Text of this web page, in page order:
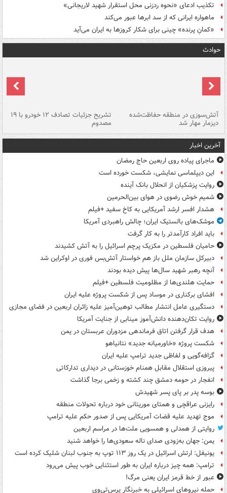
تکذیب ادعای «نحوه ردزنی محل استقرار شهید لاریجانی»
ماهواره ایرانی که از سد ابرها عبور می‌کند
«کمانِ پرنده» چینی برای شکار کروزها به ایران می‌آید
حوادث
آتش‌سوزی در منطقه حفاظت‌شده
دیزمار مهار شد
تشریح جزئیات تصادف ۱۲ خودرو با ۱۹
مصدوم
آخرین اخبار
ماجرای پیاده روی اربعین حاج رمضان
این دیپلماسی نمایشی، شکست خورده است
روایت پزشکیان از انحلال بانک آینده
شمیم خوش رضوی در هوای بین‌الحرمین
هشدار افسر ارشد آمریکایی به کاخ سفید +فیلم
موشک‌های بالستیک ایران؛ چالش راهبردی آمریکا
باید افراد کارآمدتر را به کار گرفت
حامیان فلسطین در مکزیک پرچم اسرائیل را به آتش کشیدند
دبیرکل سازمان ملل باز هم خواستار آتش‌بس فوری در اوکراین شد
آنچه رهبر شهید سال‌ها پیش دیده بودند
حمایت هلندی‌ها از مظلومیت فلسطین +فیلم
افشای برکناری در موساد پس از شکست پروژه علیه ایران
دستگیری عامل انتشار مطالب توهین‌آمیز علیه زائران اربعین در فضای مجازی
روایت تکان‌دهنده دانش‌آموز مینابی از جنایت آمریکا
هدف قرار گرفتن اتاق‌ فرماندهی مزدوران عربستان در یمن
شکست پروژه «خاورمیانه جدید» نتانیاهو
گزافه‌گویی و لفاظی جدید ترامپ علیه ایران
پیروزی استقلال مقابل همنام خوزستانی در دیداری تدارکاتی
انفجار در حومه دمشق چند کشته و زخمی برجا گذاشت
بوسه‌ پدر بر پای پسر شهیدش
رایزنی عراقچی و همتای موریتانی خود درباره تحولات منطقه
موج تهدید علیه قضات آمریکایی پس از صدور حکم علیه ترامپ
روایتی از همدلی و همسویی ملت‌ها در مراسم اربعین
یمن: جهان به‌زودی صدای ناله سعودی‌ها را خواهد شنید
یونیفل: ارتش اسرائیل در یک روز ۱۱۳ توپ به جنوب لبنان شلیک کرده است
ترامپ: همه چیز درباره ایران به طور استثنایی خوب پیش می‌رود
عبور از خط قرمز ایران یعنی مرگ!
حمله نیروهای اسرائیلی به خبرنگار پرس‌تی‌وی